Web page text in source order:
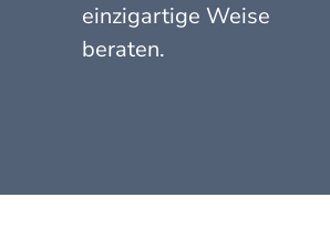
einzigartige Weise
beraten.